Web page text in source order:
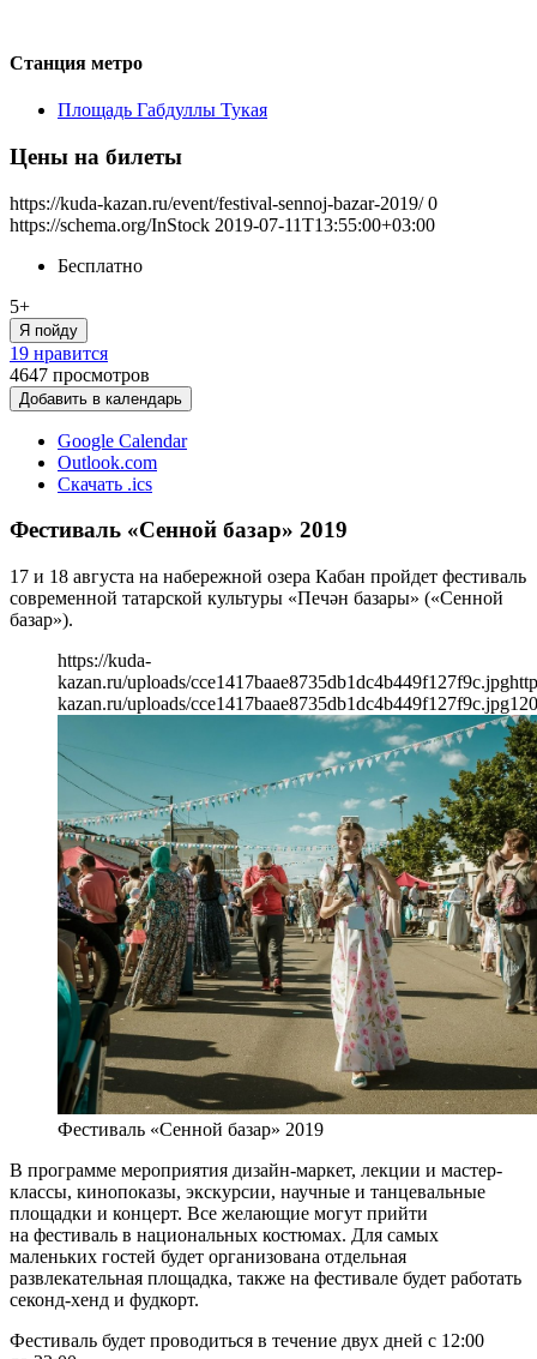
Станция метро
Площадь Габдуллы Тукая
Цены на билеты
https://kuda-kazan.ru/event/festival-sennoj-bazar-2019/ 0
https://schema.org/InStock 2019-07-11T13:55:00+03:00
Бесплатно
5+
Я пойду
19 нравится
4647 просмотров
Добавить в календарь
Google Calendar
Outlook.com
Скачать .ics
Фестиваль «Сенной базар» 2019
17 и 18 августа на набережной озера Кабан пройдет фестиваль
современной татарской культуры «Печән базары» («Сенной
базар»).
https://kuda-
kazan.ru/uploads/cce1417baae8735db1dc4b449f127f9c.jpg
kazan.ru/uploads/cce1417baae8735db1dc4b449f127f9c.jpg
Фестиваль «Сенной базар» 2019
В программе мероприятия дизайн-маркет, лекции и мастер-
классы, кинопоказы, экскурсии, научные и танцевальные
площадки и концерт. Все желающие могут прийти
на фестиваль в национальных костюмах. Для самых
маленьких гостей будет организована отдельная
развлекательная площадка, также на фестивале будет работать
секонд-хенд и фудкорт.
Фестиваль будет проводиться в течение двух дней с 12:00